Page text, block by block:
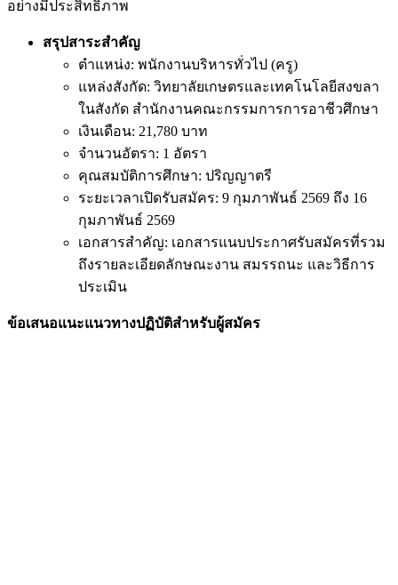
อย่างมีประสิทธิภาพ
สรุปสาระสำคัญ
ตำแหน่ง: พนักงานบริหารทั่วไป (ครู)
แหล่งสังกัด: วิทยาลัยเกษตรและเทคโนโลยีสงขลา
ในสังกัด สำนักงานคณะกรรมการการอาชีวศึกษา
เงินเดือน: 21,780 บาท
จำนวนอัตรา: 1 อัตรา
คุณสมบัติการศึกษา: ปริญญาตรี
ระยะเวลาเปิดรับสมัคร: 9 กุมภาพันธ์ 2569 ถึง 16
กุมภาพันธ์ 2569
เอกสารสำคัญ: เอกสารแนบประกาศรับสมัครที่รวม
ถึงรายละเอียดลักษณะงาน สมรรถนะ และวิธีการ
ประเมิน
ข้อเสนอแนะแนวทางปฏิบัติสำหรับผู้สมัคร